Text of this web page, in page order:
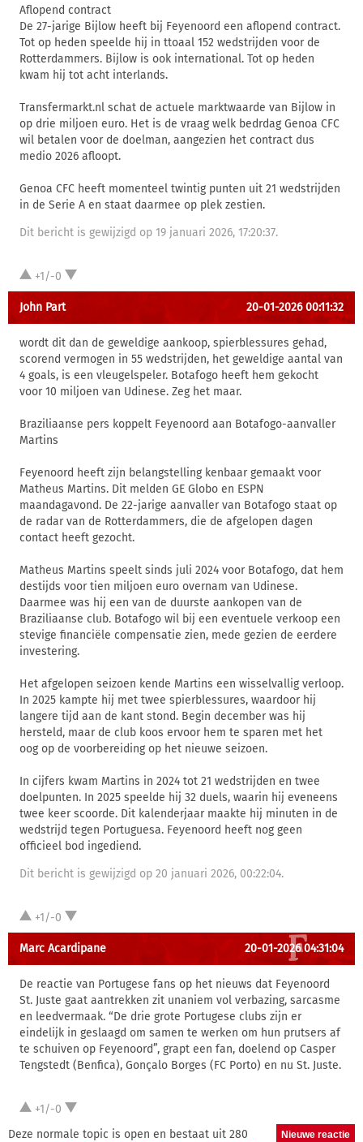
Aflopend contract
De 27-jarige Bijlow heeft bij Feyenoord een aflopend contract.
Tot op heden speelde hij in ttoaal 152 wedstrijden voor de
Rotterdammers. Bijlow is ook international. Tot op heden
kwam hij tot acht interlands.
Transfermarkt.nl schat de actuele marktwaarde van Bijlow in
op drie miljoen euro. Het is de vraag welk bedrdag Genoa CFC
wil betalen voor de doelman, aangezien het contract dus
medio 2026 afloopt.
Genoa CFC heeft momenteel twintig punten uit 21 wedstrijden
in de Serie A en staat daarmee op plek zestien.
Dit bericht is gewijzigd op 19 januari 2026, 17:20:37.
+1/-0
John Part 20-01-2026 00:11:32
wordt dit dan de geweldige aankoop, spierblessures gehad,
scorend vermogen in 55 wedstrijden, het geweldige aantal van
4 goals, is een vleugelspeler. Botafogo heeft hem gekocht
voor 10 miljoen van Udinese. Zeg het maar.
Braziliaanse pers koppelt Feyenoord aan Botafogo-aanvaller
Martins
Feyenoord heeft zijn belangstelling kenbaar gemaakt voor
Matheus Martins. Dit melden GE Globo en ESPN
maandagavond. De 22-jarige aanvaller van Botafogo staat op
de radar van de Rotterdammers, die de afgelopen dagen
contact heeft gezocht.
Matheus Martins speelt sinds juli 2024 voor Botafogo, dat hem
destijds voor tien miljoen euro overnam van Udinese.
Daarmee was hij een van de duurste aankopen van de
Braziliaanse club. Botafogo wil bij een eventuele verkoop een
stevige financiële compensatie zien, mede gezien de eerdere
investering.
Het afgelopen seizoen kende Martins een wisselvallig verloop.
In 2025 kampte hij met twee spierblessures, waardoor hij
langere tijd aan de kant stond. Begin december was hij
hersteld, maar de club koos ervoor hem te sparen met het
oog op de voorbereiding op het nieuwe seizoen.
In cijfers kwam Martins in 2024 tot 21 wedstrijden en twee
doelpunten. In 2025 speelde hij 32 duels, waarin hij eveneens
twee keer scoorde. Dit kalenderjaar maakte hij minuten in de
wedstrijd tegen Portuguesa. Feyenoord heeft nog geen
officieel bod ingediend.
Dit bericht is gewijzigd op 20 januari 2026, 00:22:04.
+1/-0
Marc Acardipane 20-01-2026 04:31:04
De reactie van Portugese fans op het nieuws dat Feyenoord
St. Juste gaat aantrekken zit unaniem vol verbazing, sarcasme
en leedvermaak. “De drie grote Portugese clubs zijn er
eindelijk in geslaagd om samen te werken om hun prutsers af
te schuiven op Feyenoord”, grapt een fan, doelend op Casper
Tengstedt (Benfica), Gonçalo Borges (FC Porto) en nu St. Juste.
+1/-0
Deze normale topic is open en bestaat uit 280